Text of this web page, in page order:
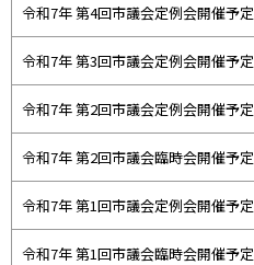
令和7年 第4回市議会定例会開催予定
令和7年 第3回市議会定例会開催予定
令和7年 第2回市議会定例会開催予定
令和7年 第2回市議会臨時会開催予定
令和7年 第1回市議会定例会開催予定
令和7年 第1回市議会臨時会開催予定